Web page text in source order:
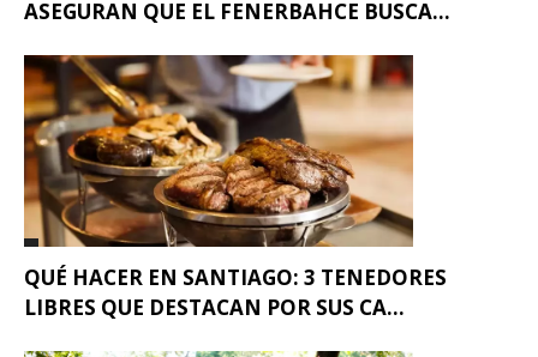
ASEGURAN QUE EL FENERBAHCE BUSCA...
QUÉ HACER EN SANTIAGO: 3 TENEDORES
LIBRES QUE DESTACAN POR SUS CA...